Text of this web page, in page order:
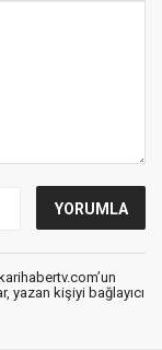
yazan kişiyi bağlayıcı